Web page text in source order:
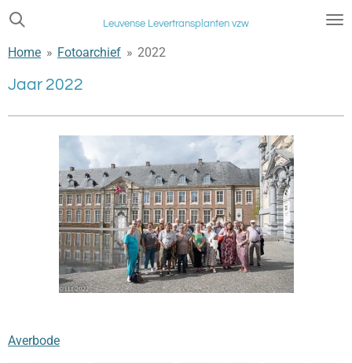
Ga
naar
hoofdinhoud
Leuvense Levertransplanten vzw
Home » Fotoarchief » 2022
Jaar 2022
Averbode